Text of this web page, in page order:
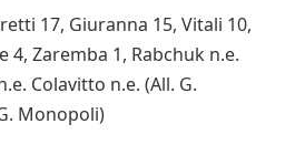
17, Giuranna 15, Vitali 10,
4, Zaremba 1, Rabchuk n.e.
Colavitto n.e. (All. G.
Monopoli)